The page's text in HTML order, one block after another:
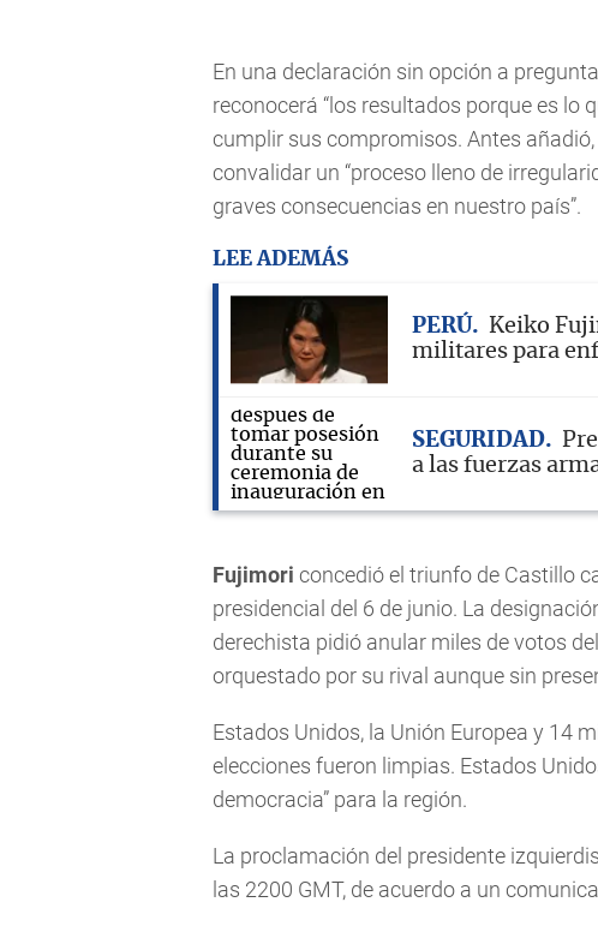
En una declaración sin opción a
reconocerá “los resultados porque es lo
cumplir sus compromisos. Antes
convalidar un “proceso lleno de
graves consecuencias en nuestro país”.
LEE ADEMÁS
PERÚ
Keiko
militares para
SEGURIDAD
a las fuerzas
Fujimori concedió el triunfo de Castillo
presidencial del 6 de junio. La
derechista pidió anular miles de votos
orquestado por su rival aunque sin
Estados Unidos, la Unión Europea y 14
elecciones fueron limpias. Estados
democracia” para la región.
La proclamación del presidente
las 2200 GMT, de acuerdo a un